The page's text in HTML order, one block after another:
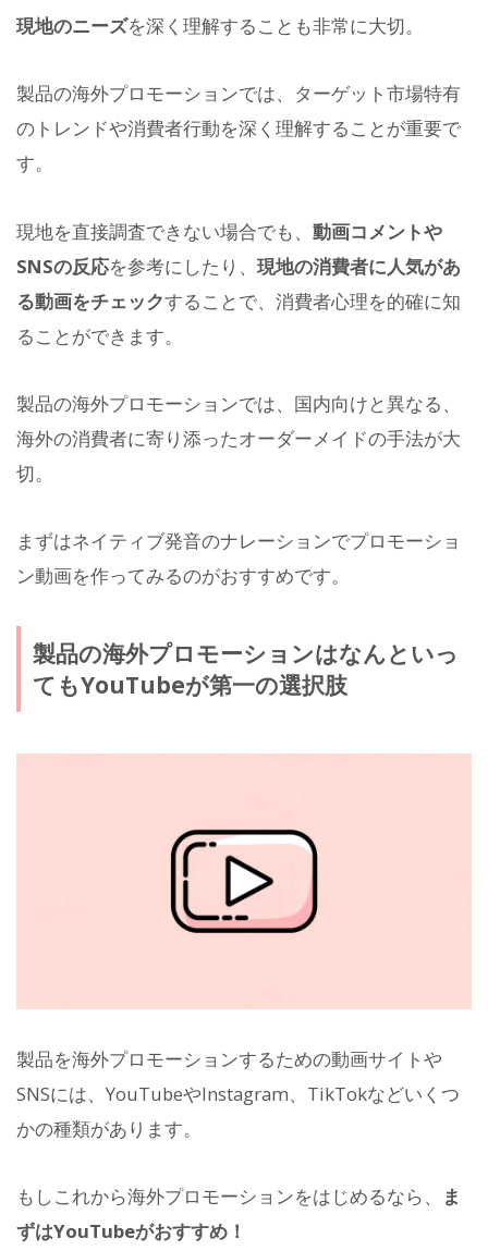
現地のニーズを深く理解することも非常に大切。
製品の海外プロモーションでは、ターゲット市場特有
のトレンドや消費者行動を深く理解することが重要で
す。
現地を直接調査できない場合でも、 動画コメントや
SNSの反応を参考にしたり、 現地の消費者に人気があ
る動画をチェックすることで、消費者心理を的確に知
ることができます。
製品の海外プロモーションでは、国内向けと異なる、
海外の消費者に寄り添ったオーダーメイドの手法が大
切。
まずはネイティブ発音のナレーションでプロモーショ
ン動画を作ってみるのがおすすめです。
製品の海外プロモーションはなんといっ
てもYouTubeが第一の選択肢
製品を海外プロモーションするための動画サイトや
SNSには、YouTubeやInstagram、TikTokなどいくつ
かの種類があります。
もしこれから海外プロモーションをはじめるなら、
ま
ずはYouTubeがおすすめ！